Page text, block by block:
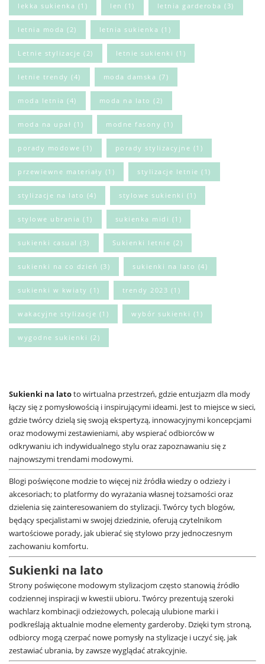
lekka sukienka (1) len (1) letnia garderoba (3)
letnia moda (2) letnia sukienka (1)
Letnie stylizacje (2) letnie sukienki (1)
letnie trendy (4) moda damska (7)
moda letnia (4) moda na lato (2)
moda na upał (1) modne fasony (1)
porady modowe (1) porady stylizacyjne (1)
przewiewne materiały (1) stylizacje letnie (1)
stylizacje na lato (4) stylowe sukienki (1)
stylowe ubrania (1) sukienka midi (1)
sukienki casual (3) Sukienki letnie (2)
sukienki na co dzień (3) sukienki na lato (4)
sukienki w kwiaty (1) trendy 2023 (1)
wakacyjne stylizacje (1) wybór sukienki (1)
wygodne sukienki (2)
Sukienki na latoto wirtualna przestrzeń, gdzie entuzjazm dla mody
łączy się z pomysłowością i inspirującymi ideami. Jest to miejsce w sieci,
gdzie twórcy dzielą się swoją ekspertyzą, innowacyjnymi koncepcjami
oraz modowymi zestawieniami, aby wspierać odbiorców w
odkrywaniu ich indywidualnego stylu oraz zapoznawaniu się z
najnowszymi trendami modowymi.
Blogi poświęcone modzie to więcej niż źródła wiedzy o odzieży i
akcesoriach; to platformy do wyrażania własnej tożsamości oraz
dzielenia się zainteresowaniem do stylizacji. Twórcy tych blogów,
będący specjalistami w swojej dziedzinie, oferują czytelnikom
wartościowe porady, jak ubierać się stylowo przy jednoczesnym
zachowaniu komfortu.
Sukienki na lato
Strony poświęcone modowym stylizacjom często stanowią źródło
codziennej inspiracji w kwestii ubioru. Twórcy prezentują szeroki
wachlarz kombinacji odzieżowych, polecają ulubione marki i
podkreślają aktualnie modne elementy garderoby. Dzięki tym stroną,
odbiorcy mogą czerpać nowe pomysły na stylizacje i uczyć się, jak
zestawiać ubrania, by zawsze wyglądać atrakcyjnie.